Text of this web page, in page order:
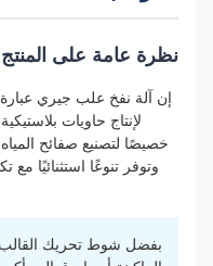
نظرة عامة على المنتج
إن آلة نفخ علب جيري عبارة عن
لإنتاج حاويات بلاستيكية
خصيصًا لتصنيع صفائح المياه ذات